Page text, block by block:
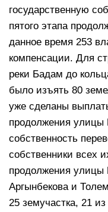
государственную
пятого этапа
данное время 253
компенсации. Для
реки Бадам до
было изъять 80
уже сделаны
продолжения улицы
собственность
собственники всех
продолжения
Аргынбекова и
25 земучастка, 21